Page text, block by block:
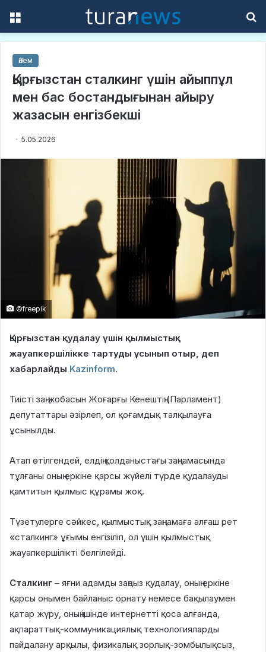
Әлем
Қырғызстан сталкинг үшін айыппұл
мен бас бостандығынан айыру
жазасын енгізбекші
5.05.2026
©freepik
Қырғызстан қудалау үшін қылмыстық
жауапкершілікке тартуды ұсынып отыр, деп
хабарлайды Kazinform.
Тиісті заң жобасын Жоғарғы Кенештің (Парламент)
депутаттары әзірлеп, ол қоғамдық талқылауға
ұсынылды.
Атап өтілгендей, елдің қолданыстағы заңнамасында
тұлғаны оның еркіне қарсы жүйелі түрде қудалауды
қамтитын қылмыс құрамы жоқ.
Түзетулерге сәйкес, қылмыстық заңнамаға алғаш рет
«сталкинг» ұғымы енгізіліп, ол үшін қылмыстық
жауапкершілікті белгілейді.
Сталкинг – яғни адамды заңсыз қудалау, оның еркіне
қарсы онымен байланыс орнату немесе бақылаумен
қатар жүру, оның ішінде интернетті қоса алғанда,
ақпараттық-коммуникациялық технологияларды
пайдалану арқылы, физикалық зорлық-зомбылықсыз,